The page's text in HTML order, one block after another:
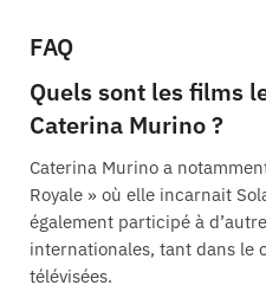
FAQ
Quels sont les films
Caterina Murino ?
Caterina Murino a
Royale » où elle incarnait
également participé à
internationales, tant dans le
télévisées.